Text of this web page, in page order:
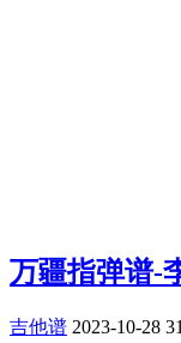
万疆指弹谱-
吉他谱 2023-10-28